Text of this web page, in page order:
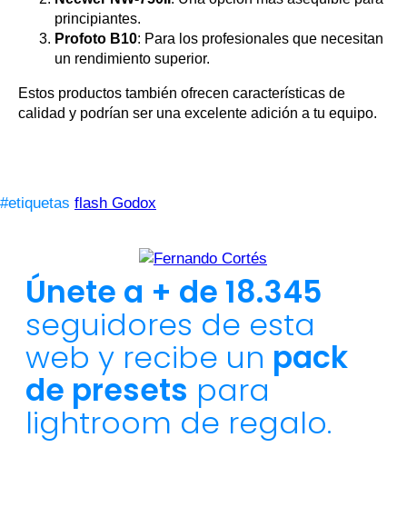
principiantes.
Profoto B10: Para los profesionales que necesitan
un rendimiento superior.
Estos productos también ofrecen características de
calidad y podrían ser una excelente adición a tu equipo.
#etiquetas flash Godox
Únete a + de 18.345
seguidores de esta
web y recibe un pack
de presets para
lightroom de regalo.